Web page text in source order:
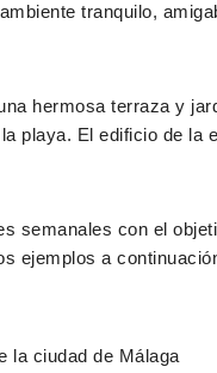
tranquilo,
hermosa terraza y
playa. El edificio de la
semanales con el
ejemplos a
la ciudad de Málaga